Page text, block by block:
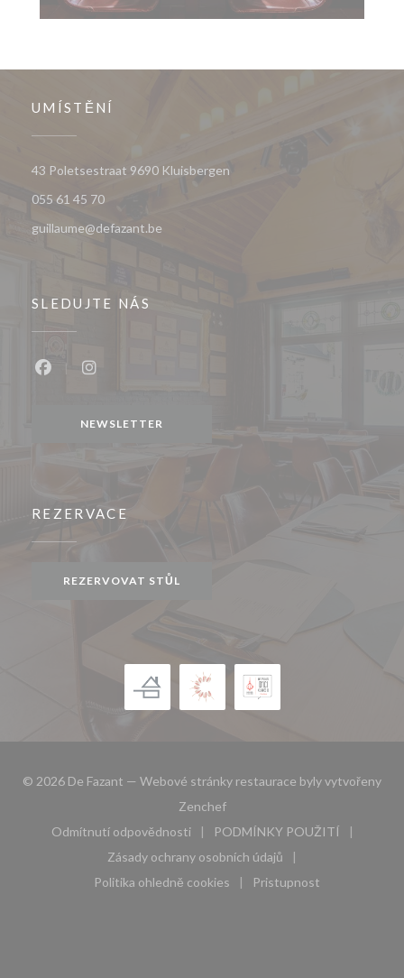
UMÍSTĚNÍ
43 Poletsestraat 9690 Kluisbergen
055 61 45 70
guillaume@defazant.be
SLEDUJTE NÁS
NEWSLETTER
REZERVACE
REZERVOVAT STŮL
© 2026 De Fazant — Webové stránky restaurace byly vytvořeny
Zenchef((otevře se v novém okně))
Odmítnutí odpovědnosti
((otevře se v novém okně))
PODMÍNKY POUŽITÍ
((otevře se v novém
Zásady ochrany osobních údajů
((otevře se v novém okně))
Politika ohledně cookies
((otevře se v novém okně))
Pristupnost
((otevře se v novém